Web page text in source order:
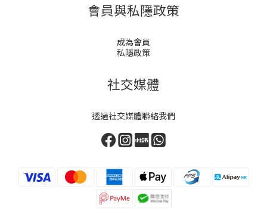
會員與私隱政策
成為會員
私隱政策
社交媒體
透過社交媒體聯絡我們